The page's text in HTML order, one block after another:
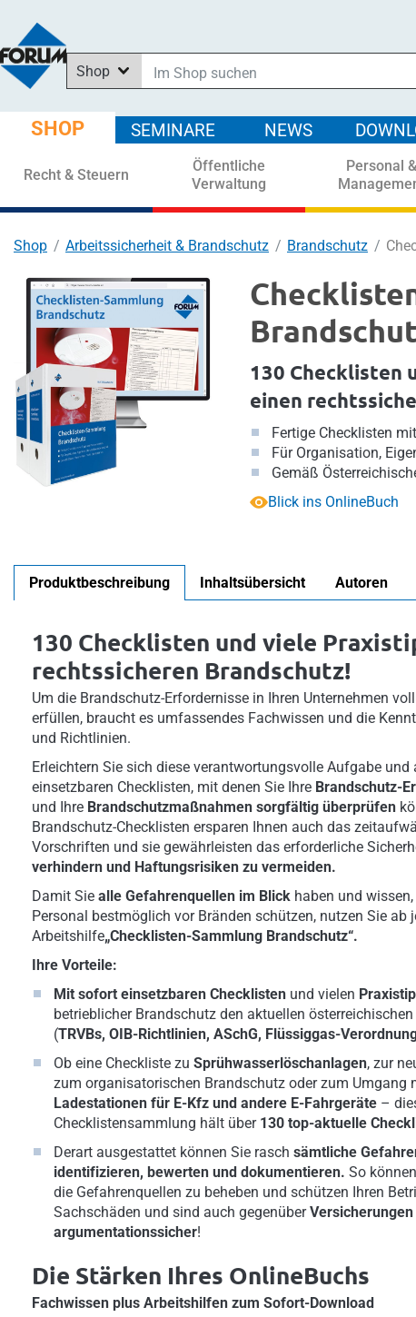
Shop
In News suchen
In Downloads suchen
In Seminaren suchen
SHOP SEMINARE NEWS
Recht & Steuern
Öffentliche
Verwaltung
Personal &
Shop Arbeitssicherheit & Brandschutz Brandschutz
130 Checklisten
einen
Fertige Checklisten
Für Organisation,
Gemäß
Blick ins OnlineBuch
Produktbeschreibung Inhaltsübersicht Autoren
130 Checklisten und viele
rechtssicheren Brandschutz!
Um die Brandschutz-Erfordernisse in Ihren Unternehmen
erfüllen, braucht es umfassendes Fachwissen und die
und Richtlinien.
Erleichtern Sie sich diese verantwortungsvolle Aufgabe
einsetzbaren Checklisten, mit denen Sie Ihre Brandschutz-
und Ihre Brandschutzmaßnahmen sorgfältig überprüfen
Brandschutz-Checklisten ersparen Ihnen auch das
Vorschriften und sie gewährleisten das erforderliche
verhindern und Haftungsrisiken zu vermeiden.
Damit Sie alle Gefahrenquellen im Blick haben und
Personal bestmöglich vor Bränden schützen, nutzen Sie ab
Arbeitshilfe„Checklisten-Sammlung Brandschutz“.
Ihre Vorteile:
Mit sofort einsetzbaren Checklisten und vielen
betrieblicher Brandschutz den aktuellen
(TRVBs, OIB-Richtlinien, ASchG, Flüssiggas-
Ob eine Checkliste zu Sprühwasserlöschanlagen, zur
zum organisatorischen Brandschutz oder zum Umgang
Ladestationen für E-Kfz und andere E-Fahrgeräte –
Checklistensammlung hält über130 top-aktuelle
Derart ausgestattet können Sie rasch sämtliche
identifizieren, bewerten und dokumentieren. So
die Gefahrenquellen zu beheben und schützen Ihren
Sachschäden und sind auch gegenüberVersicherungen
argumentationssicher!
Die Stärken Ihres OnlineBuchs
Fachwissen plus Arbeitshilfen zum Sofort-Download